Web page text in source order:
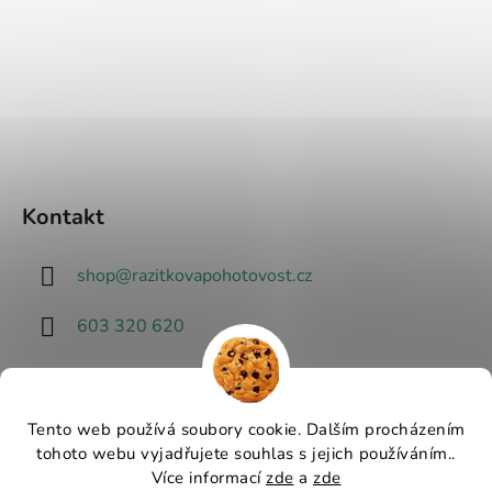
Tento web používá soubory cookie. Dalším procházením
tohoto webu vyjadřujete souhlas s jejich používáním..
Více informací zde a zde
Kontakt
shop@razitkovapohotovost.cz
603 320 620
Návrhář designu